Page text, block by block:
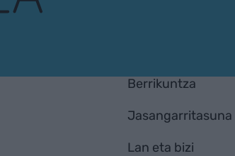
Berrikuntza
Jasangarritasuna
Lan eta bizi